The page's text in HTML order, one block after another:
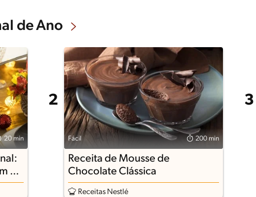
de Ano
20 min
20
Fácil 200 min
Receita de Mousse de
Chocolate Clássica
Receitas Nestlé